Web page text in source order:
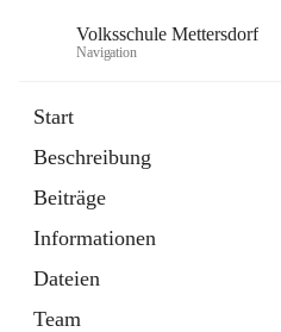
Volksschule Mettersdorf
Navigation
Start
Beschreibung
Beiträge
Informationen
Dateien
Team
Externe Webseite
in
Tab
Termine
Artikel
öffnet
in
neuem
Tab